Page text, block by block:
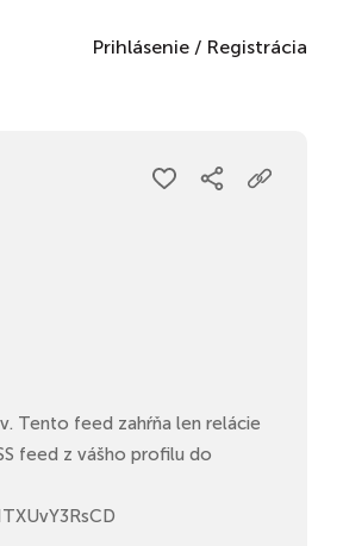
Prihlásenie / Registrácia
Tento feed zahŕňa len relácie
feed z vášho profilu do